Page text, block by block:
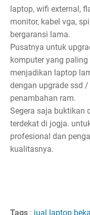
laptop, wifi external,
monitor, kabel vga,
bergaransi lama.
Pusatnya untuk
komputer yang
menjadikan laptop
dengan upgrade ssd
penambahan ram.
Segera saja buktikan
terdekat di jogja.
profesional dan
kualitasnya.
Tags : jual laptop